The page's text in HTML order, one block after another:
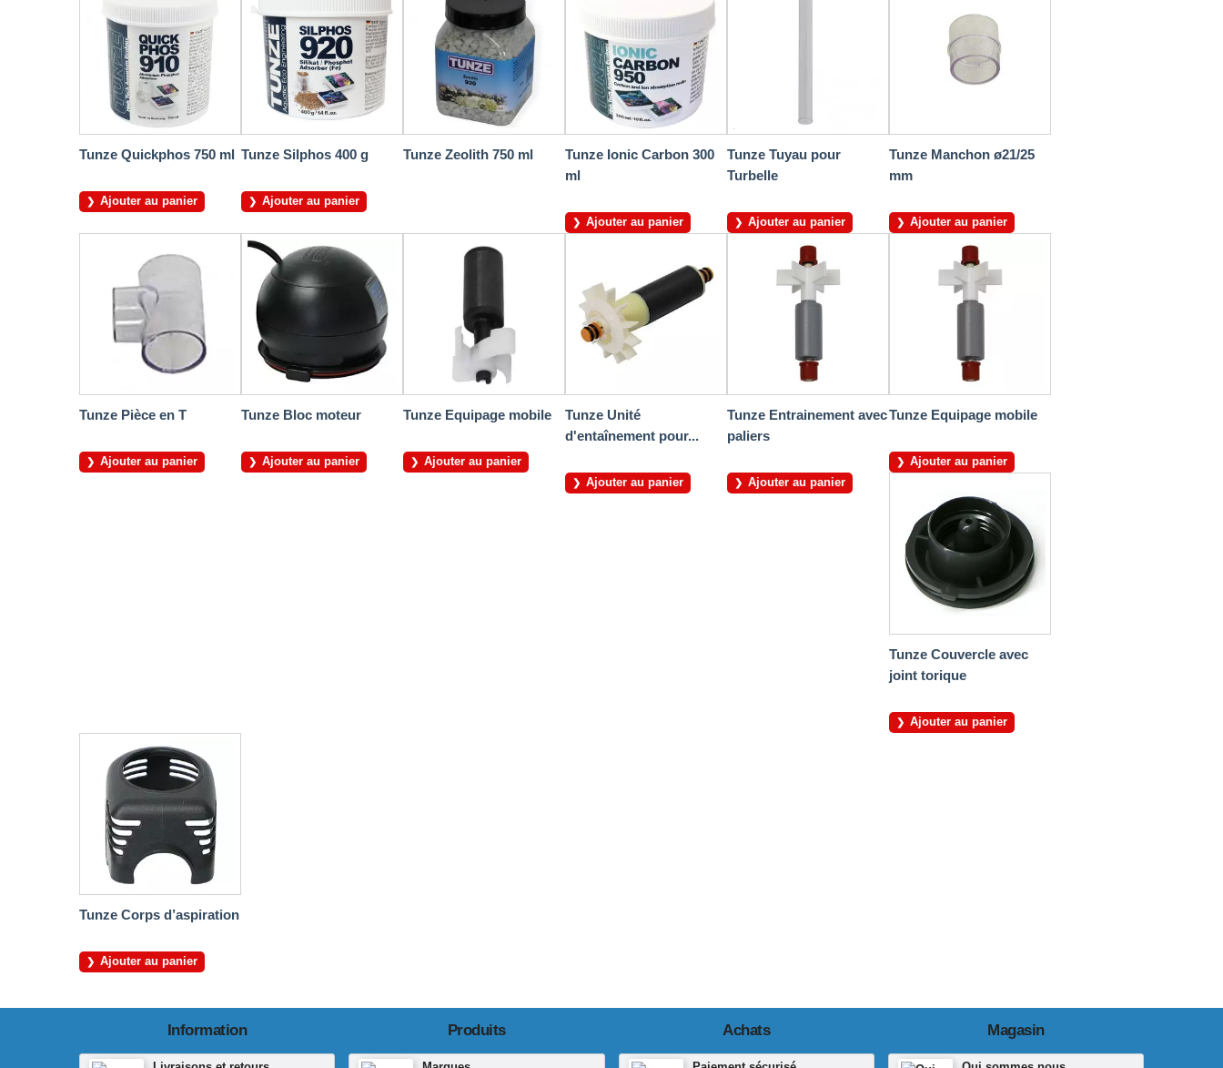
Tunze Quickphos 750 ml
Ajouter au panier
Tunze Silphos 400 g
Ajouter au panier
Tunze Zeolith 750 ml
Tunze Ionic Carbon 300
ml
Ajouter au panier
Tunze Tuyau pour
Turbelle
Ajouter au panier
Tunze Manchon ø21/25
mm
Ajouter au panier
Tunze Pièce en T
Ajouter au panier
Tunze Bloc moteur
Ajouter au panier
Tunze Equipage mobile
Ajouter au panier
Tunze Unité
d'entaînement pour...
Ajouter au panier
Tunze Entrainement avec
paliers
Ajouter au panier
Tunze Equipage mobile
Ajouter au panier
Tunze Couvercle avec
joint torique
Ajouter au panier
Tunze Corps d’aspiration
Ajouter au panier
Information Produits Achats Magasin